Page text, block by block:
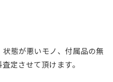
態が悪いモノ、付属品の無
定させて頂けます。